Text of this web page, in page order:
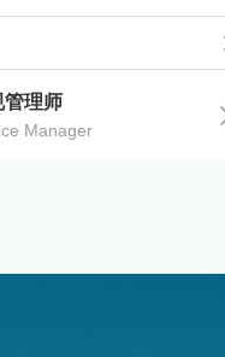
管理师
Manager